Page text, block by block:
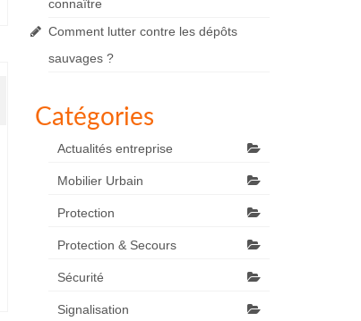
connaître
Comment lutter contre les dépôts
sauvages ?
Catégories
Actualités entreprise
Mobilier Urbain
Protection
Protection & Secours
Sécurité
Signalisation